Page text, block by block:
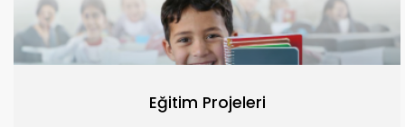
Eğitim Projeleri